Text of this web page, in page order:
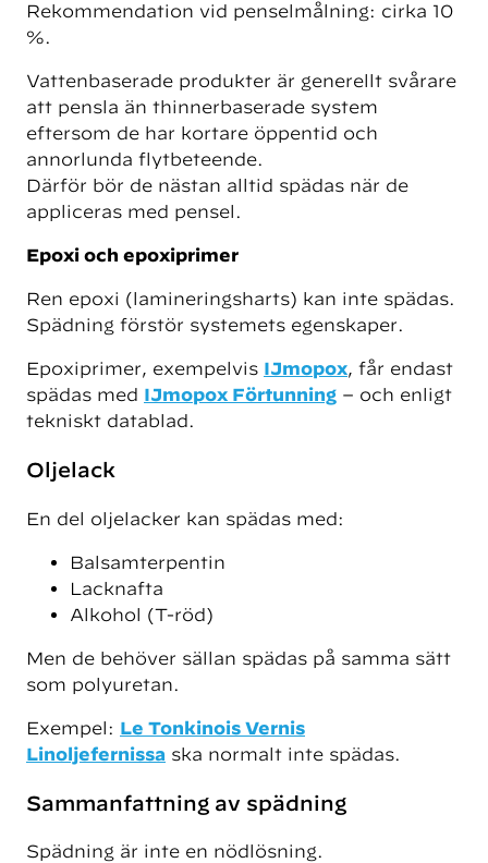
Rekommendation vid penselmålning: cirka 10
%.
Vattenbaserade produkter är generellt svårare
att pensla än thinnerbaserade system
eftersom de har kortare öppentid och
annorlunda flytbeteende.
Därför bör de nästan alltid spädas när de
appliceras med pensel.
Epoxi och epoxiprimer
Ren epoxi (lamineringsharts) kan inte spädas.
Spädning förstör systemets egenskaper.
Epoxiprimer, exempelvis IJmopox, får endast
spädas med IJmopox Förtunning – och enligt
tekniskt datablad.
Oljelack
En del oljelacker kan spädas med:
Balsamterpentin
Lacknafta
Alkohol (T-röd)
Men de behöver sällan spädas på samma sätt
som polyuretan.
Exempel: Le Tonkinois Vernis
Linoljefernissa ska normalt inte spädas.
Sammanfattning av spädning
Spädning är inte en nödlösning.